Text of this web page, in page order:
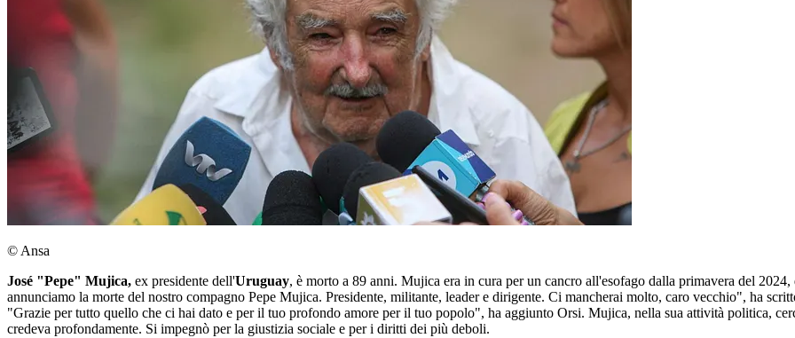
© Ansa
José "Pepe" Mujica, ex presidente dell'Uruguay, è morto a 89 anni. Mujica era in cura per un cancro all'esofago dalla primavera del
annunciamo la morte del nostro compagno Pepe Mujica. Presidente, militante, leader e dirigente. Ci mancherai molto, caro vecchio", ha
"Grazie per tutto quello che ci hai dato e per il tuo profondo amore per il tuo popolo", ha aggiunto Orsi. Mujica, nella sua attività politica,
credeva profondamente. Si impegnò per la giustizia sociale e per i diritti dei più deboli.